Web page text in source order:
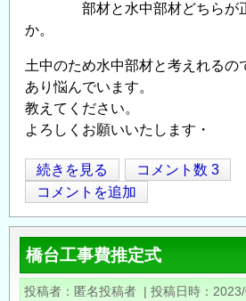
に
お
け
る
EPS
土
の
事
例
部材と水中部材どちらが
か。
土中のため水中部材と考えれるの
あり悩んでいます。
教えてください。
よろしくお願いいたします・
パ
ラ
ペ
ッ
ト
背
続きを見る
コメント数 3
コメントを追加
橋台工事費推定式
投稿者 匿名投稿者 | 投稿日時